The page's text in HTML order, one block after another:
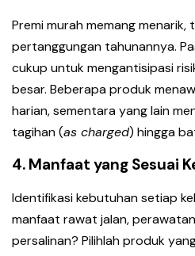
Premi murah memang
pertanggungan tahunannya.
cukup untuk mengantisipasi
besar. Beberapa produk
harian, sementara yang lain
tagihan (as charged) hingga
4. Manfaat yang Sesuai
Identifikasi kebutuhan setiap
manfaat rawat jalan,
persalinan? Pilihlah produk